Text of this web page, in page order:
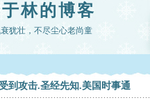
林的博客
犹壮，不尽尘心老尚童
到攻击.圣经先知.美国时事通